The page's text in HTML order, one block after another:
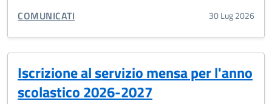
CATEGORIA CORRELATA:
COMUNICATI 30 Lug 2026
Iscrizione al servizio mensa per l'anno
scolastico 2026-2027